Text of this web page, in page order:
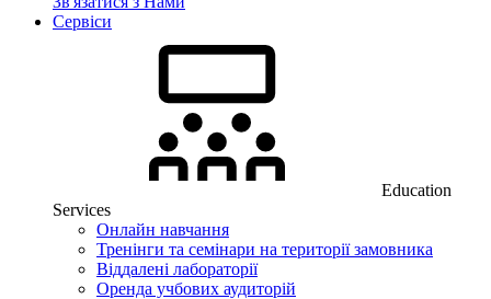
Сервіси
Education
Services
Онлайн навчання
Тренінги та семінари на території замовника
Віддалені лабораторії
Оренда учбових аудиторій